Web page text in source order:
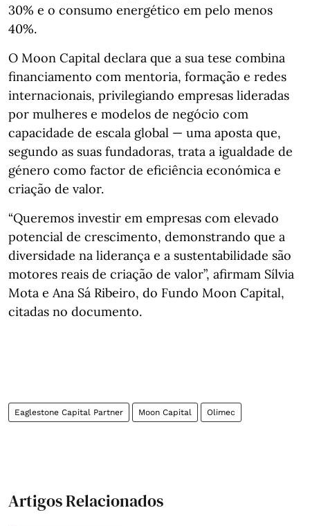
30% e o consumo energético em pelo menos
40%.
O Moon Capital declara que a sua tese combina
financiamento com mentoria, formação e redes
internacionais, privilegiando empresas lideradas
por mulheres e modelos de negócio com
capacidade de escala global — uma aposta que,
segundo as suas fundadoras, trata a igualdade de
género como factor de eficiência económica e
criação de valor.
“Queremos investir em empresas com elevado
potencial de crescimento, demonstrando que a
diversidade na liderança e a sustentabilidade são
motores reais de criação de valor”, afirmam Sílvia
Mota e Ana Sá Ribeiro, do Fundo Moon Capital,
citadas no documento.
Eaglestone Capital Partner Moon Capital Olimec
Artigos Relacionados